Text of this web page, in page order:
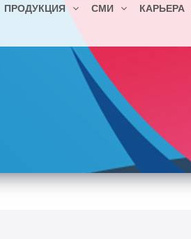
ПРОДУКЦИЯ СМИ КАРЬЕРА